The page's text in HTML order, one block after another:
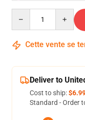
Cette vente se
Deliver to
Cost to ship:
Standard - Order